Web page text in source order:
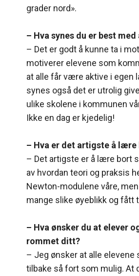
grader nord».
– Hva synes du er best
– Det er godt å kunne ta i
motiverer elevene som
at alle får være aktive i egen
synes også det er utrolig
ulike skolene i kommunen
Ikke en dag er kjedelig!
– Hva er det artigste å lære
– Det artigste er å lære bort
av hvordan teori og praksis
Newton-modulene våre,
mange slike øyeblikk og fått
– Hva ønsker du at elever
rommet ditt?
– Jeg ønsker at alle
tilbake så fort som mulig. At